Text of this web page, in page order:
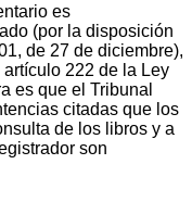
es
(por la disposición
de 27 de diciembre),
222 de la Ley
es que el Tribunal
citadas que los
de los libros y a
son